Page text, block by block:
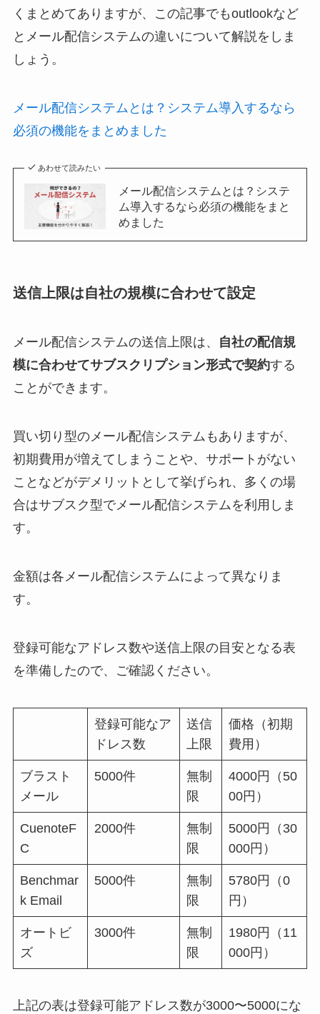
くまとめてありますが、この記事でもoutlookなど
とメール配信システムの違いについて解説をしま
しょう。
メール配信システムとは？システム導入するなら
必須の機能をまとめました
あわせて読みたい
メール配信システムとは？システ
ム導入するなら必須の機能をまと
めました
送信上限は自社の規模に合わせて設定
メール配信システムの送信上限は、
自社の配信規
模に合わせてサブスクリプション形式で契約する
ことができます。
買い切り型のメール配信システムもありますが、
初期費用が増えてしまうことや、サポートがない
ことなどがデメリットとして挙げられ、多くの場
合はサブスク型でメール配信システムを利用しま
す。
金額は各メール配信システムによって異なりま
す。
登録可能なアドレス数や送信上限の目安となる表
を準備したので、ご確認ください。
登録可能なア
ドレス数
送信
上限
価格（初期
費用）
ブラスト
メール
5000件
無制
限
4000円（50
00円）
CuenoteF
C
2000件
無制
限
5000円（30
000円）
Benchmar
k Email
5000件
無制
限
5780円（0
円）
オートビ
ズ
3000件
無制
限
1980円（11
000円）
上記の表は登録可能アドレス数が3000〜5000にな